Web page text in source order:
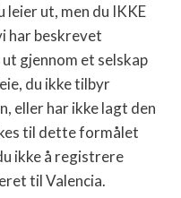
leier ut, men du IKKE
har beskrevet
gjennom et selskap
du ikke tilbyr
eller har ikke lagt den
til dette formålet
ikke å registrere
til Valencia.